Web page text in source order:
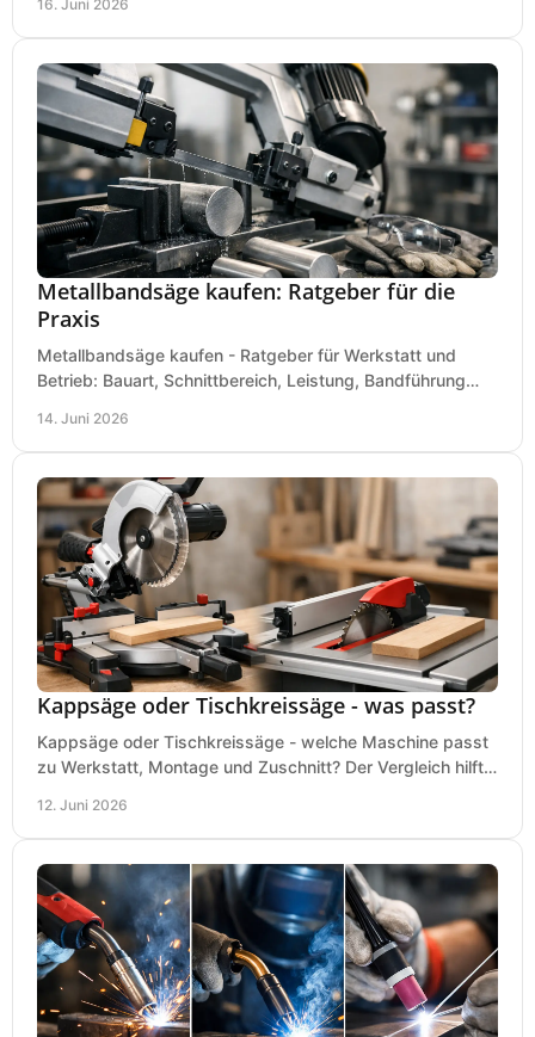
16. Juni 2026
Metallbandsäge kaufen: Ratgeber für die
Praxis
Metallbandsäge kaufen - Ratgeber für Werkstatt und
Betrieb: Bauart, Schnittbereich, Leistung, Bandführung
14. Juni 2026
Kappsäge oder Tischkreissäge - was passt?
Kappsäge oder Tischkreissäge - welche Maschine passt
zu Werkstatt, Montage und Zuschnitt? Der Vergleich hilft
12. Juni 2026